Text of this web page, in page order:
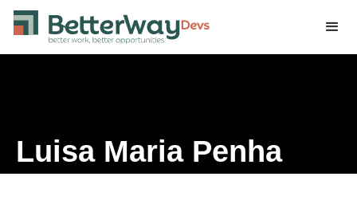
Luisa Maria Penha